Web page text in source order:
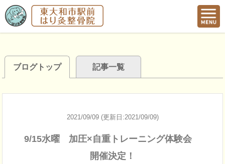
ブログトップ 記事一覧
2021/09/09 (更新日:2021/09/09)
9/15水曜 加圧×自重トレーニング体験会
開催決定！